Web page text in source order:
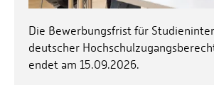
Die Bewerbungsfrist für
deutscher
endet am 15.09.2026.